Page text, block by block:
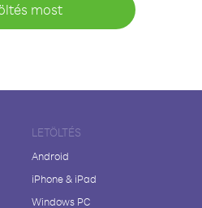
most
LETÖLTÉS
Android
iPhone & iPad
Windows PC